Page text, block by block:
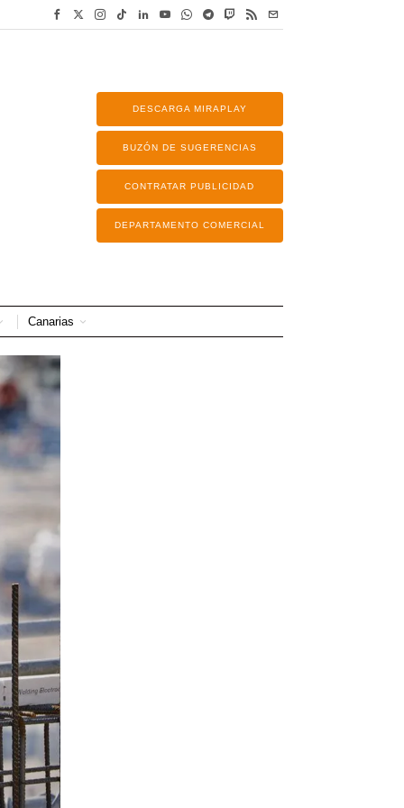
DESCARGA MIRAPLAY
BUZÓN DE SUGERENCIAS
CONTRATAR PUBLICIDAD
DEPARTAMENTO COMERCIAL
Canarias